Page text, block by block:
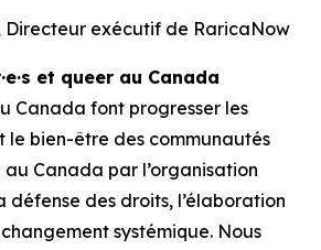
exécutif de RaricaNow
et queer au Canada
Canada font progresser les
le bien-être des communautés
au Canada par l’organisation
défense des droits, l’élaboration
systémique. Nous